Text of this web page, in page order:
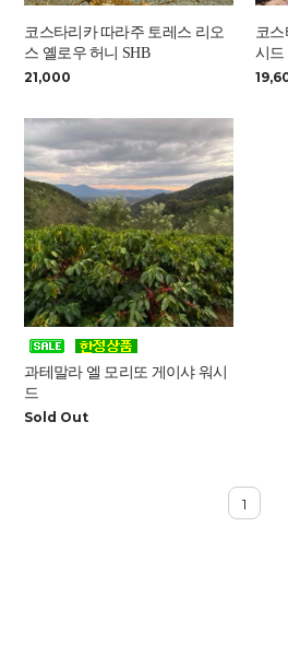
코스타리카 따라주 토레스 리오
스 옐로우 허니 SHB
21,000
코
시드
과테말라 엘 모리또 게이샤 워시
드
Sold Out
1